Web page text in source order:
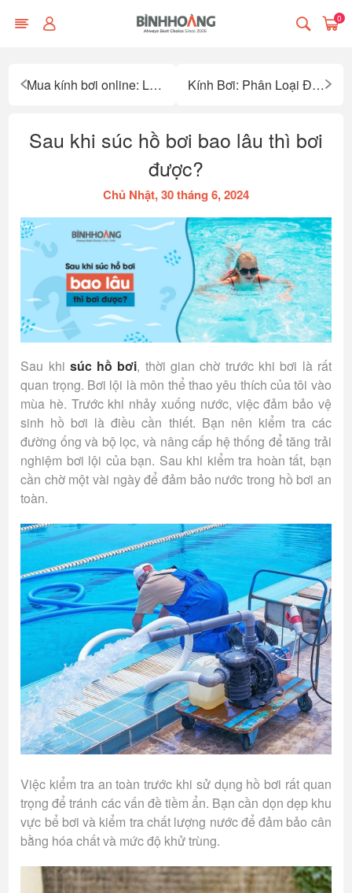
0
Mua kính bơi online: Lợi ích, rủi ro và cách chọn cửa hàng uy tín Kính Bơi: Phân Loại Để Phù Hợp Với Mọi Hoạt Động Dưới Nước
Sau khi súc hồ bơi bao lâu thì bơi
được?
Chủ Nhật, 30 tháng 6, 2024
Sau khi súc hồ bơi, thời gian chờ trước khi bơi là rất
quan trọng. Bơi lội là môn thể thao yêu thích của tôi vào
mùa hè. Trước khi nhảy xuống nước, việc đảm bảo vệ
sinh hồ bơi là điều cần thiết. Bạn nên kiểm tra các
đường ống và bộ lọc, và nâng cấp hệ thống để tăng trải
nghiệm bơi lội của bạn. Sau khi kiểm tra hoàn tất, bạn
cần chờ một vài ngày để đảm bảo nước trong hồ bơi an
toàn.
Việc kiểm tra an toàn trước khi sử dụng hồ bơi rất quan
trọng để tránh các vấn đề tiềm ẩn. Bạn cần dọn dẹp khu
vực bể bơi và kiểm tra chất lượng nước để đảm bảo cân
bằng hóa chất và mức độ khử trùng.